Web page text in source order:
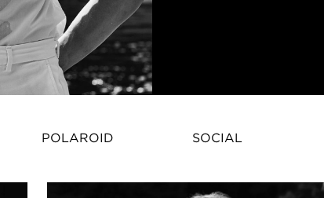
POLAROID SOCIAL